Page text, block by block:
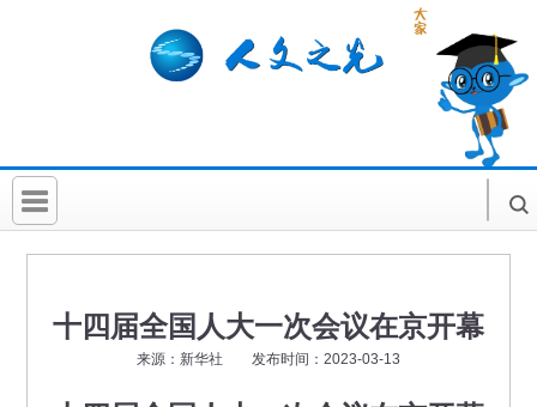
首 页
社科卡片
十四届全国人大一次会议在京开幕
来源：新华社 发布时间：2023-03-13